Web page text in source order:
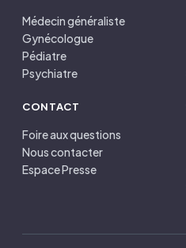
Médecin généraliste
Gynécologue
Pédiatre
Psychiatre
CONTACT
Foire aux questions
Nous contacter
Espace Presse